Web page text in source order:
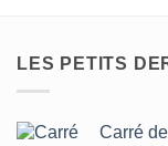
page
LES PETITS
Carré